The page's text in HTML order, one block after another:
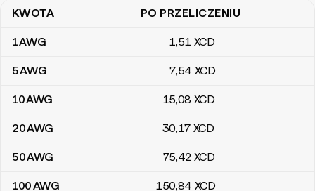
Tabela przeliczeń florina arubańskiego na dolara
KWOTA PO PRZELICZENIU
1AWG 1,51 XCD
5AWG 7,54 XCD
10AWG 15,08 XCD
20AWG 30,17 XCD
50AWG 75,42 XCD
100AWG 150,84 XCD